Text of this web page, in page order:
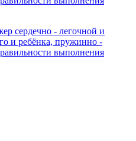
сердечно - легочной и
и ребёнка, пружинно -
выполнения